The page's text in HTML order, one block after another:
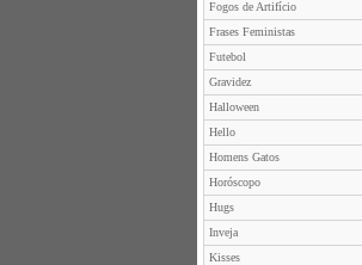
Fogos de Artifício
Frases Feministas
Futebol
Gravidez
Halloween
Hello
Homens Gatos
Horóscopo
Hugs
Inveja
Kisses